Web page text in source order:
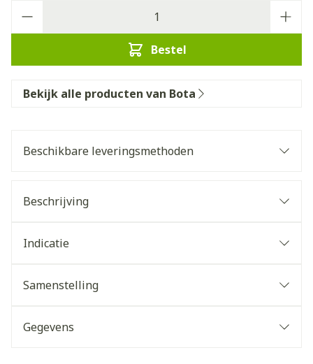
Bestel
Bekijk alle producten van Bota
Beschikbare leveringsmethoden
Beschrijving
Indicatie
Samenstelling
Gegevens